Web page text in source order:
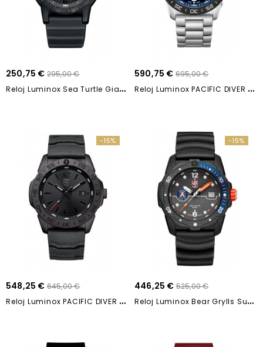
250,75 € 295,00 €
R
Eloj Luminox Sea Turtle Giant XS.0321.BO 44mm
590,75 € 695,00 €
R
Eloj Luminox PACIFIC DIVER XS.3123 44mm
-15%
548,25 € 645,00 €
R
Eloj Luminox PACIFIC DIVER XS.3121.B0 44mm
-15%
446,25 € 525,00 €
R
Eloj Luminox Bear Grylls Survival XB.3723 42mm